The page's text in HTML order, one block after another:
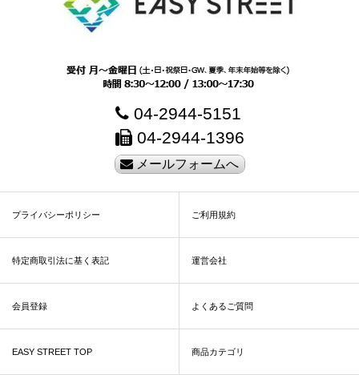
04-2944-5151
04-2944-1396
メールフォームへ
プライバシーポリシー ご利用規約
特定商取引法に基く表記 運営会社
会員登録 よくあるご質問
EASY STREET TOP 商品カテゴリ